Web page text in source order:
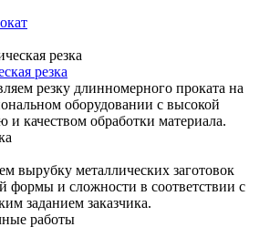
резка
резку длинномерного проката на
оборудовании с высокой
и качеством обработки материала.
вырубку металлических заготовок
формы и сложности в соответствии с
заданием заказчика.